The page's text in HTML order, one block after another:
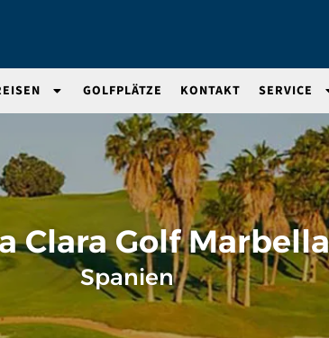
GOLFPLÄTZE KONTAKT SERVICE
Clara Golf Marbella
Spanien